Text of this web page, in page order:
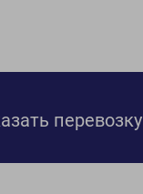
перевозку